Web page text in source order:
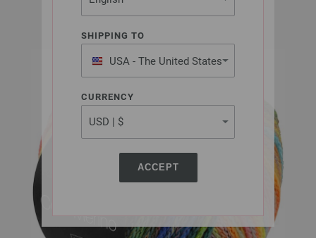
SHIPPING TO
USA - The United States
of America
CURRENCY
ACCEPT